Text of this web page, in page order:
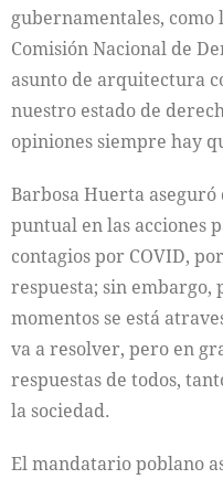
gubernamentales, como
Comisión Nacional de
asunto de arquitectura
nuestro estado de
opiniones siempre hay
Barbosa Huerta
puntual en las acciones
contagios por COVID,
respuesta; sin embargo,
momentos se está
va a resolver, pero en
respuestas de todos,
la sociedad.
El mandatario poblano